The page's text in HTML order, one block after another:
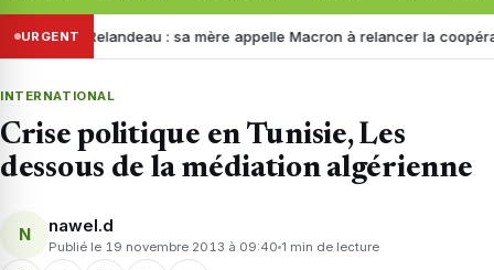
URGENTRelandeau : sa mère appelle Macron à relancer la coopération
INTERNATIONAL
Crise politique en Tunisie, Les
dessous de la médiation algérienne
N nawel.d
Publié le 19 novembre 2013 à 09:40 1 min de lecture